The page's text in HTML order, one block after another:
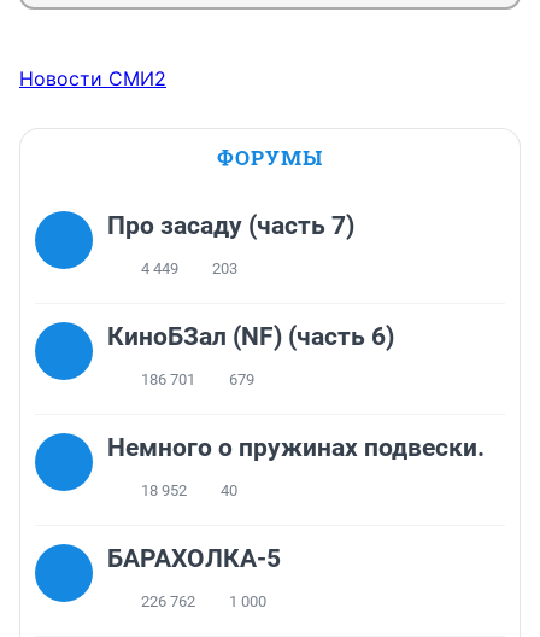
Новости СМИ2
ФОРУМЫ
Про засаду (часть 7)
4 449 203
КиноБЗал (NF) (часть 6)
186 701 679
Немного о пружинах подвески.
18 952 40
БАРАХОЛКА-5
226 762 1 000